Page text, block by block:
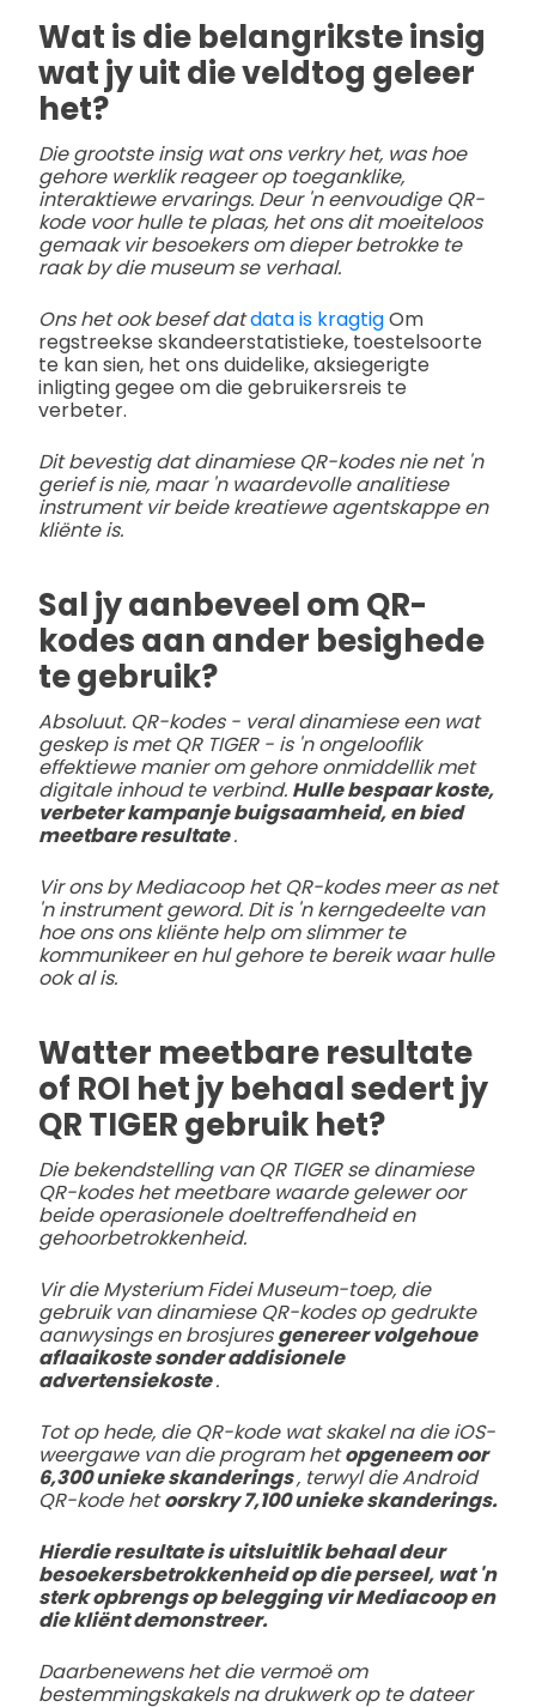
Wat is die belangrikste insig
wat jy uit die veldtog geleer
het?
Die grootste insig wat ons verkry het, was hoe
gehore werklik reageer op toeganklike,
interaktiewe ervarings. Deur 'n eenvoudige QR-
kode voor hulle te plaas, het ons dit moeiteloos
gemaak vir besoekers om dieper betrokke te
raak by die museum se verhaal.
Ons het ook besef datdata is kragtigOm
regstreekse skandeerstatistieke, toestelsoorte
te kan sien, het ons duidelike, aksiegerigte
inligting gegee om die gebruikersreis te
verbeter.
Dit bevestig dat dinamiese QR-kodes nie net 'n
gerief is nie, maar 'n waardevolle analitiese
instrument vir beide kreatiewe agentskappe en
kliënte is.
Sal jy aanbeveel om QR-
kodes aan ander besighede
te gebruik?
Absoluut. QR-kodes - veral dinamiese een wat
geskep is met QR TIGER - is 'n ongelooflik
effektiewe manier om gehore onmiddellik met
digitale inhoud te verbind. Hulle bespaar koste,
verbeter kampanje buigsaamheid, en bied
meetbare resultate.
Vir ons by Mediacoop het QR-kodes meer as net
'n instrument geword. Dit is 'n kerngedeelte van
hoe ons ons kliënte help om slimmer te
kommunikeer en hul gehore te bereik waar hulle
ook al is.
Watter meetbare resultate
of ROI het jy behaal sedert jy
QR TIGER gebruik het?
Die bekendstelling van QR TIGER se dinamiese
QR-kodes het meetbare waarde gelewer oor
beide operasionele doeltreffendheid en
gehoorbetrokkenheid.
Vir die Mysterium Fidei Museum-toep, die
gebruik van dinamiese QR-kodes op gedrukte
aanwysings en brosjuresgenereer volgehoue
aflaaikoste sonder addisionele
advertensiekoste.
Tot op hede, die QR-kode wat skakel na die iOS-
weergawe van die program hetopgeneem oor
6,300 unieke skanderings, terwyl die Android
QR-kode hetoorskry 7,100 unieke skanderings.
Hierdie resultate is uitsluitlik behaal deur
besoekersbetrokkenheid op die perseel, wat 'n
sterk opbrengs op belegging vir Mediacoop en
die kliënt demonstreer.
Daarbenewens het die vermoë om
bestemmingskakels na drukwerk op te dateer